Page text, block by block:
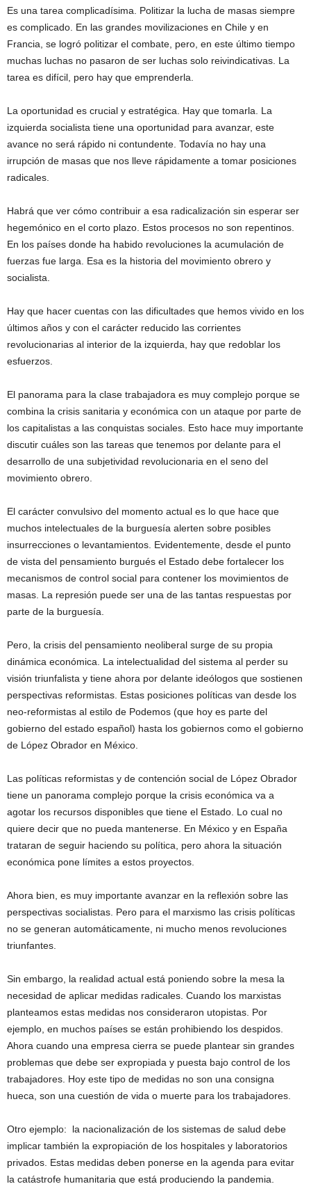
Es una tarea complicadísima. Politizar la lucha de masas siempre
es complicado. En las grandes movilizaciones en Chile y en
Francia, se logró politizar el combate, pero, en este último tiempo
muchas luchas no pasaron de ser luchas solo reivindicativas. La
tarea es difícil, pero hay que emprenderla.
La oportunidad es crucial y estratégica. Hay que tomarla. La
izquierda socialista tiene una oportunidad para avanzar, este
avance no será rápido ni contundente. Todavía no hay una
irrupción de masas que nos lleve rápidamente a tomar posiciones
radicales.
Habrá que ver cómo contribuir a esa radicalización sin esperar ser
hegemónico en el corto plazo. Estos procesos no son repentinos.
En los países donde ha habido revoluciones la acumulación de
fuerzas fue larga. Esa es la historia del movimiento obrero y
socialista.
Hay que hacer cuentas con las dificultades que hemos vivido en los
últimos años y con el carácter reducido las corrientes
revolucionarias al interior de la izquierda, hay que redoblar los
esfuerzos.
El panorama para la clase trabajadora es muy complejo porque se
combina la crisis sanitaria y económica con un ataque por parte de
los capitalistas a las conquistas sociales. Esto hace muy importante
discutir cuáles son las tareas que tenemos por delante para el
desarrollo de una subjetividad revolucionaria en el seno del
movimiento obrero.
El carácter convulsivo del momento actual es lo que hace que
muchos intelectuales de la burguesía alerten sobre posibles
insurrecciones o levantamientos. Evidentemente, desde el punto
de vista del pensamiento burgués el Estado debe fortalecer los
mecanismos de control social para contener los movimientos de
masas. La represión puede ser una de las tantas respuestas por
parte de la burguesía.
Pero, la crisis del pensamiento neoliberal surge de su propia
dinámica económica. La intelectualidad del sistema al perder su
visión triunfalista y tiene ahora por delante ideólogos que sostienen
perspectivas reformistas. Estas posiciones políticas van desde los
neo-reformistas al estilo de Podemos (que hoy es parte del
gobierno del estado español) hasta los gobiernos como el gobierno
de López Obrador en México.
Las políticas reformistas y de contención social de López Obrador
tiene un panorama complejo porque la crisis económica va a
agotar los recursos disponibles que tiene el Estado. Lo cual no
quiere decir que no pueda mantenerse. En México y en España
trataran de seguir haciendo su política, pero ahora la situación
económica pone límites a estos proyectos.
Ahora bien, es muy importante avanzar en la reflexión sobre las
perspectivas socialistas. Pero para el marxismo las crisis políticas
no se generan automáticamente, ni mucho menos revoluciones
triunfantes.
Sin embargo, la realidad actual está poniendo sobre la mesa la
necesidad de aplicar medidas radicales. Cuando los marxistas
planteamos estas medidas nos consideraron utopistas. Por
ejemplo, en muchos países se están prohibiendo los despidos.
Ahora cuando una empresa cierra se puede plantear sin grandes
problemas que debe ser expropiada y puesta bajo control de los
trabajadores. Hoy este tipo de medidas no son una consigna
hueca, son una cuestión de vida o muerte para los trabajadores.
Otro ejemplo: la nacionalización de los sistemas de salud debe
implicar también la expropiación de los hospitales y laboratorios
privados. Estas medidas deben ponerse en la agenda para evitar
la catástrofe humanitaria que está produciendo la pandemia.